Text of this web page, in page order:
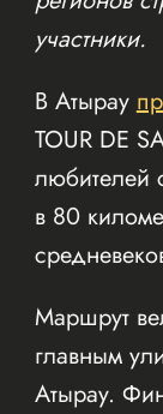
участники.
В Атырау
TOUR DE
любителей
в 80
Маршрут
главным
Атырау.